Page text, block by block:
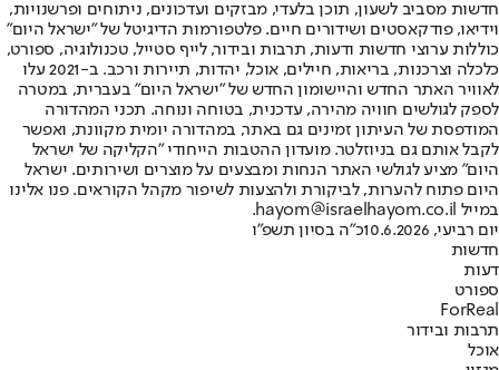
חדשות מסביב לשעון, תוכן בלעדי, מבזקים ועדכונים, ניתוחים ופרשנויות,
וידיאו, פודקאסטים ושידורים חיים. פלטפורמות הדיגיטל של "ישראל היום"
כוללות ערוצי חדשות ודעות, תרבות ובידור, לייף סטייל, טכנולוגיה, ספורט,
כלכלה וצרכנות, בריאות, חיילים, אוכל, יהדות, תיירות ורכב. ב-2021 עלו
לאוויר האתר החדש והיישומון החדש של "ישראל היום" בעברית, במטרה
לספק לגולשים חוויה מהירה, עדכנית, בטוחה ונוחה. תכני המהדורה
המודפסת של העיתון זמינים גם באתר, במהדורה יומית מקוונת, ואפשר
לקבל אותם גם בניוזלטר. מועדון ההטבות הייחודי "הקליקה של ישראל
היום" מציע לגולשי האתר הנחות ומבצעים על מוצרים ושירותים. ישראל
היום פתוח להערות, לביקורת ולהצעות לשיפור מקהל הקוראים. פנו אלינו
במייל hayom@israelhayom.co.il.
יום רביעי, 10.6.2026
כ"ה בסיון תשפ"ו
חדשות
דעות
ספורט
ForReal
תרבות ובידור
אוכל